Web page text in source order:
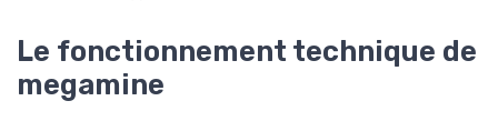
Le fonctionnement technique de
megamine